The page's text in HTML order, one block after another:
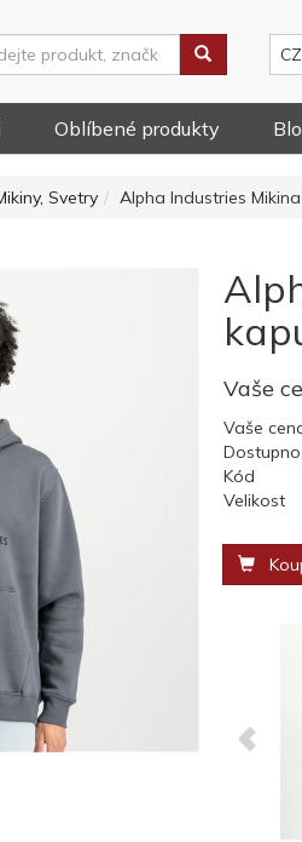
Oblíbené produkty
Svetry Alpha Industries
Vaše
Vaše
Kód
Velikost